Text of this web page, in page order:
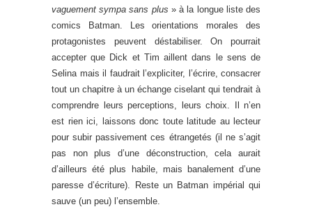
vaguement sympa sans plus » à la longue liste des
comics Batman. Les orientations morales des
protagonistes peuvent déstabiliser. On pourrait
accepter que Dick et Tim aillent dans le sens de
Selina mais il faudrait l’expliciter, l’écrire, consacrer
tout un chapitre à un échange ciselant qui tendrait à
comprendre leurs perceptions, leurs choix. Il n’en
est rien ici, laissons donc toute latitude au lecteur
pour subir passivement ces étrangetés (il ne s’agit
pas non plus d’une déconstruction, cela aurait
d’ailleurs été plus habile, mais banalement d’une
paresse d’écriture). Reste un Batman impérial qui
sauve (un peu) l’ensemble.